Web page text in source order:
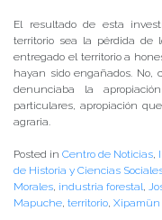
El resultado de esta
territorio sea la pérdida de
entregado el territorio a
hayan sido engañados. No,
denunciaba la
particulares, apropiación
agraria.
Posted in Centro de Noticias,
de Historia y Ciencias
Morales, industria forestal,
Mapuche, territorio,